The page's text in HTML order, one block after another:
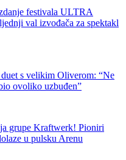
festivala ULTRA
val izvođača za spektakl
s velikim Oliverom: “Ne
ovoliko uzbuđen”
grupe Kraftwerk! Pioniri
u pulsku Arenu